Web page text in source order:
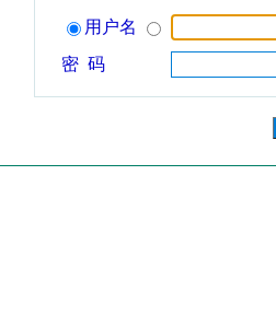
用户名
密 码